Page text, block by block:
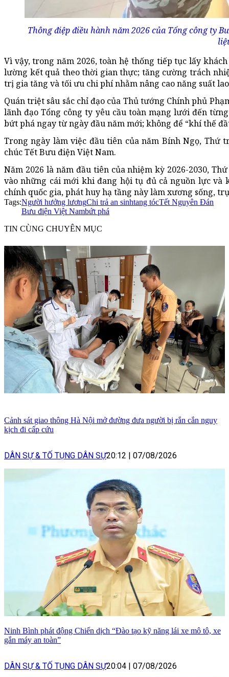
Thông điệp điều hành năm 2026 của Tổng công ty
Vì vậy, trong năm 2026, toàn hệ thống tiếp tục lấy
lường kết quả theo thời gian thực; tăng cường trách
trị gia tăng và tối ưu chi phí nhằm nâng cao năng suất
Quán triệt sâu sắc chỉ đạo của Thủ tướng Chính phủ
lãnh đạo Tổng công ty yêu cầu toàn mạng lưới đến
bứt phá ngay từ ngày đầu năm mới; không để “khí thế
Trong ngày làm việc đầu tiên của năm Bính Ngọ, Thứ
chúc Tết Bưu điện Việt Nam.
Năm 2026 là năm đầu tiên của nhiệm kỳ 2026-2030,
vào những cái mới khi đang hội tụ đủ cả nguồn lực
chính quốc gia, phát huy hạ tầng này làm xương sống,
Tags:Người hưởng lươngChi trả an sinhtang tócTết Nguyên Đán
Bưu điện Việt Nambứt phá
TIN CÙNG CHUYÊN MỤC
Cảnh sát giao thông Hà Nội mở đường đưa người bị rắn cắn nguy
kịch đi cấp cứu
DÂN SỰ & TỐ TỤNG DÂN SỰ20:12 07/08/2026
Ninh Bình phát động Chiến dịch “Đào tạo kỹ năng lái xe mô tô, xe
gắn máy an toàn”
DÂN SỰ & TỐ TỤNG DÂN SỰ20:04 07/08/2026